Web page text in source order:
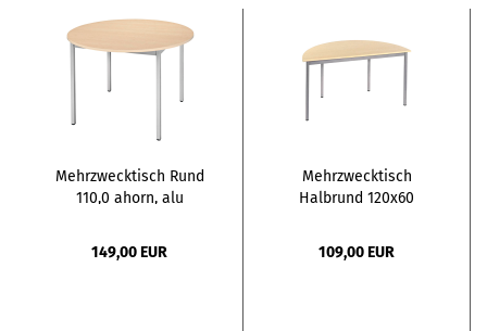
Mehrzwecktisch Rund
110,0 ahorn, alu
149,00 EUR
Mehrzwecktisch
Halbrund 120x60
109,00 EUR